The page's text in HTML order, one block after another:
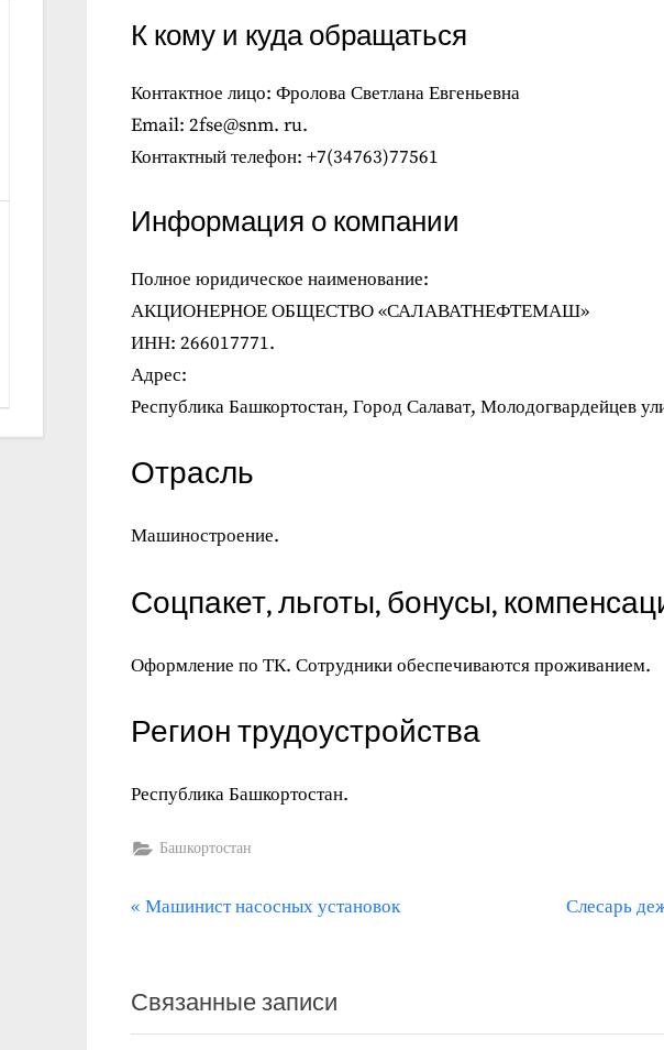
К кому и куда обращаться
Контактное лицо: Фролова Светлана Евгеньевна
Email: 2fse@snm. ru.
Контактный телефон: +7(34763)77561
Информация о компании
Полное юридическое наименование:
АКЦИОНЕРНОЕ ОБЩЕСТВО «САЛАВАТНЕФТЕМАШ»
ИНН: 266017771.
Адрес:
Республика Башкортостан, Город Салават, Молодогвардейцев
Отрасль
Машиностроение.
Соцпакет, льготы, бонусы,
Оформление по ТК. Сотрудники обеспечиваются проживанием.
Регион трудоустройства
Республика Башкортостан.
Башкортостан
Навигация
записям
П
д
ы
Машинист насосных установок
С
у
Слесарь
Связанные записи